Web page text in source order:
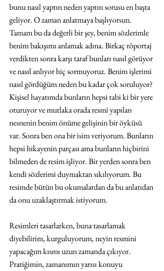
bunu nasıl yaptın neden yaptın sorusu en başta
geliyor. O zaman anlatmaya başlıyorsun.
Tamam bu da değerli bir şey, benim sözlerimle
benim bakışımı anlamak adına. Birkaç röportaj
verdikten sonra karşı taraf bunları nasıl görüyor
ve nasıl anlıyor hiç sormuyoruz. Benim işlerimi
nasıl gördüğüm neden bu kadar çok soruluyor?
Kişisel hayatımda bunların hepsi tabi ki bir yere
oturuyor ve mutlaka orada resmi yapılan
nesnenin benim önüme gelişinin bir öyküsü
var. Sonra ben ona bir isim veriyorum. Bunların
hepsi hikayenin parçası ama bunların hiçbirini
bilmeden de resim işliyor. Bir yerden sonra ben
kendi sözlerimi duymaktan sıkılıyorum. Bu
resimde bütün bu okumalardan da bu anlatıdan
da onu uzaklaştırmak istiyorum.
Resimleri tasarlarken, buna tasarlamak
diyebilirim, kurguluyorum, neyin resmini
yapacağım kısmı uzun zamanda çıkıyor.
Pratiğimin, zamanımın yarısı konuyu